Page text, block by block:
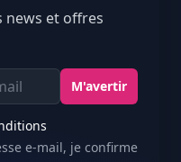
news et offres
M'avertir
e-mail, je confirme